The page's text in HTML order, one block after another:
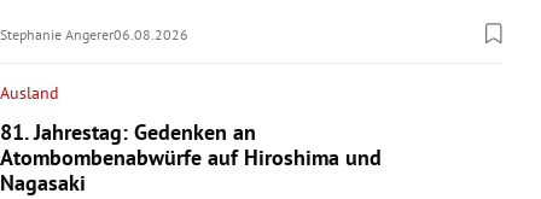
Stephanie Angerer06.08.2026
Ausland
81. Jahrestag: Gedenken an
Atombombenabwürfe auf Hiroshima und
Nagasaki